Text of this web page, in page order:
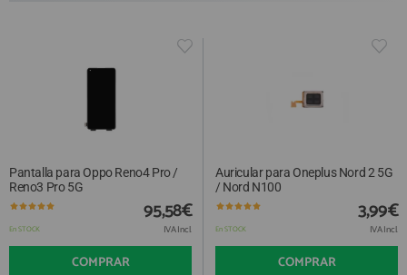
Pantalla para Oppo Reno4 Pro /
Reno3 Pro 5G
En STOCK
95,58€
IVA Incl.
COMPRAR
Auricular para Oneplus Nord 2 5G
/ Nord N100
En STOCK
3,99€
IVA Incl.
COMPRAR